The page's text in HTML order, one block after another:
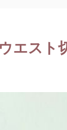
エスト